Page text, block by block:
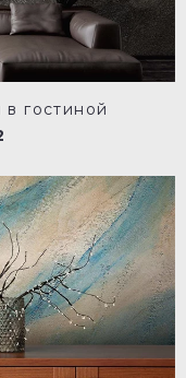
гостиной